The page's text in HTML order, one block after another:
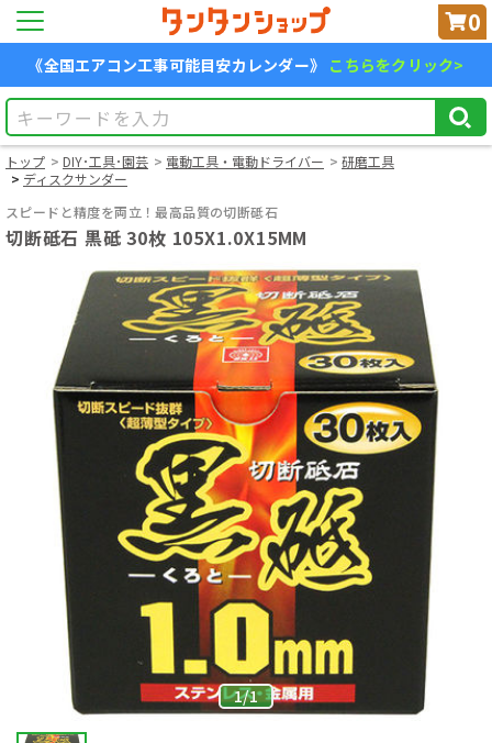
0
《全国エアコン工事可能目安カレンダー》 こちらをクリック>
トップ DIY･工具･園芸 電動工具・電動ドライバー
研磨工具
ディスクサンダー
スピードと精度を両立！最高品質の切断砥石
切断砥石 黒砥 30枚 105X1.0X15MM
1/1